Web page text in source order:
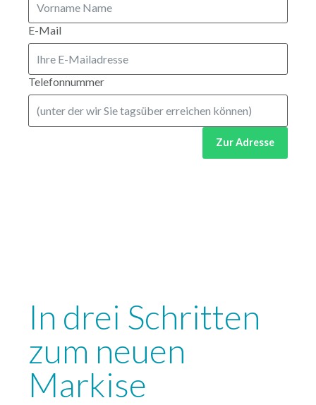
E-Mail
Telefonnummer
Zur Adresse
In drei Schritten
zum neuen
Markise